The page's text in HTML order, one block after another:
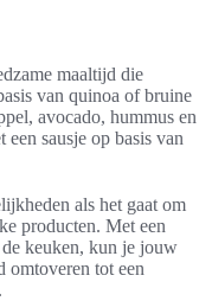
maaltijd die
van quinoa of bruine
avocado, hummus en
sausje op basis van
als het gaat om
producten. Met een
keuken, kun je jouw
omtoveren tot een